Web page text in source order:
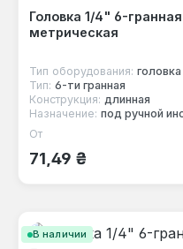
Головка 1/4" 6-
метрическая
Тип оборудования:
Тип: 6-ти гранная
Конструкция: длинная
Назначение: под ручной
Обычная цена:
От
71,49 ₴
В наличии